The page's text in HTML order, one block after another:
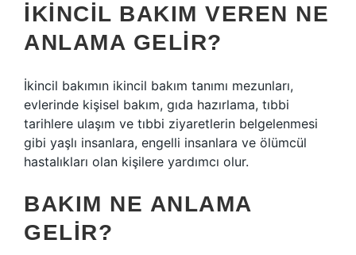
İKINCIL BAKIM VEREN NE
ANLAMA GELIR?
İkincil bakımın ikincil bakım tanımı mezunları,
evlerinde kişisel bakım, gıda hazırlama, tıbbi
tarihlere ulaşım ve tıbbi ziyaretlerin belgelenmesi
gibi yaşlı insanlara, engelli insanlara ve ölümcül
hastalıkları olan kişilere yardımcı olur.
BAKIM NE ANLAMA
GELIR?